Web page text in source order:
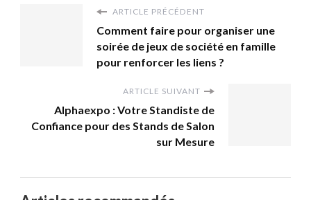
ARTICLE PRÉCÉDENT
Comment faire pour organiser une
soirée de jeux de société en famille
pour renforcer les liens ?
ARTICLE SUIVANT
Alphaexpo : Votre Standiste de
Confiance pour des Stands de Salon
sur Mesure